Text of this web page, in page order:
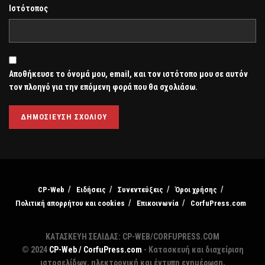
Ιστότοπος
Αποθήκευσε το όνομά μου, email, και τον ιστότοπο μου σε αυτόν
τον πλοηγό για την επόμενη φορά που θα σχολιάσω.
CP-Web Ειδήσεις Συνεντεύξεις
Όροι χρήσης
Πολιτική απορρήτου και cookies
Επικοινωνία CorfuPress.com
ΚΑΤΑΣΚΕΥΗ ΣΕΛΙΔΑΣ: CP-WEB/CORFUPRESS.COM
© 2024 CP-Web / CorfuPress.com - Κατασκευή και διαχείριση
ιστοσελίδων, ηλεκτρονική και έντυπη ενημέρωση,